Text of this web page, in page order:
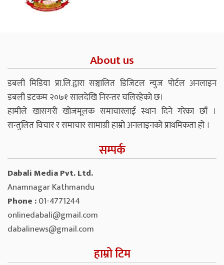
About us
डबली मिडिया प्रा.लि.द्वारा सञ्चालित डिजिटल न्युज पोर्टल अनलाइन
डबली डटकम २०७१ सालदेखि निरन्तर चलिरहेको छ।
हामीले खासगरी खोजमूलक समाचारलाई स्थान दिने गरेका छौं ।
सन्तुलित विचार र समाचार सामाग्री हाम्रो अनलाइनको प्राथमिकता हो ।
सम्पर्क
Dabali Media Pvt. Ltd.
Anamnagar Kathmandu
Phone :01-4771244
onlinedabali@gmail.com
dabalinews@gmail.com
हाम्रो टिम